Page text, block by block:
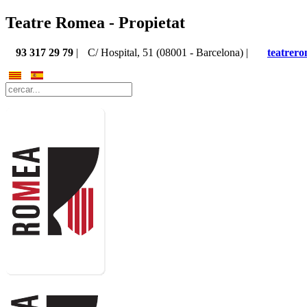
Teatre Romea - Propietat
93 317 29 79 | C/ Hospital, 51 (08001 - Barcelona) |